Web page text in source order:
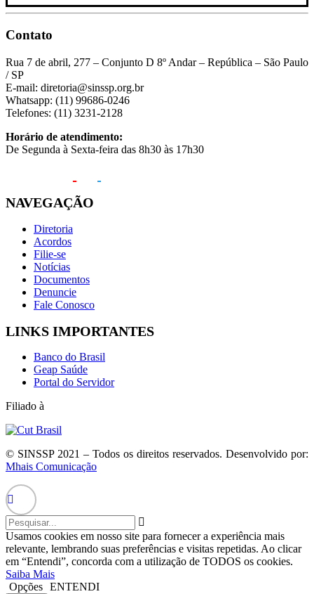
Contato
Rua 7 de abril, 277 – Conjunto D 8º Andar – República – São Paulo
/ SP
E-mail: diretoria@sinssp.org.br
Whatsapp: (11) 99686-0246
Telefones: (11) 3231-2128
Horário de atendimento:
De Segunda à Sexta-feira das 8h30 às 17h30
NAVEGAÇÃO
Diretoria
Acordos
Filie-se
Notícias
Documentos
Denuncie
Fale Conosco
LINKS IMPORTANTES
Banco do Brasil
Geap Saúde
Portal do Servidor
Filiado à
© SINSSP 2021 – Todos os direitos reservados. Desenvolvido por:
Mhais Comunicação
Usamos cookies em nosso site para fornecer a experiência mais
relevante, lembrando suas preferências e visitas repetidas. Ao clicar
em “Entendi”, concorda com a utilização de TODOS os cookies.
Saiba Mais
Opções ENTENDI